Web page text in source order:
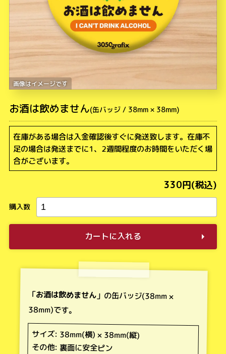
お酒は飲めません
在庫がある場合は入金確認後すぐに発送致します。在庫不
足の場合は発送までに1、2週間程度のお時間をいただく場
合がございます。
330円(税込)
カートに入れる
「お酒は飲めません」の缶バッジ(38mm ×
38mm)です。
サイズ: 38mm(横) × 38mm(縦)
その他: 裏面に安全ピン